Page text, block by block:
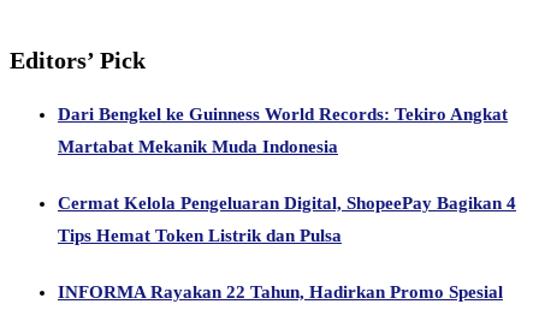
Editors’ Pick
Dari Bengkel ke Guinness World Records: Tekiro Angkat
Martabat Mekanik Muda Indonesia
Cermat Kelola Pengeluaran Digital, ShopeePay Bagikan 4
Tips Hemat Token Listrik dan Pulsa
INFORMA Rayakan 22 Tahun, Hadirkan Promo Spesial